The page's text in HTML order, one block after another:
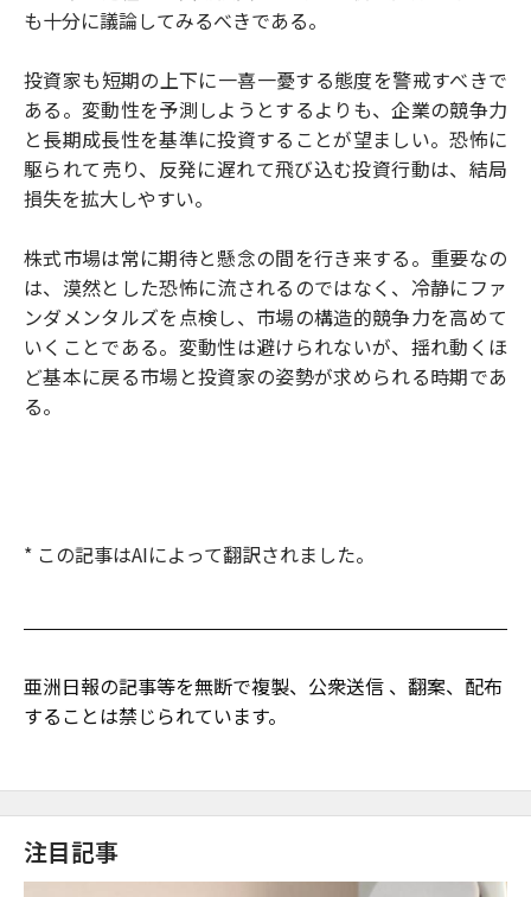
も十分に議論してみるべきである。
投資家も短期の上下に一喜一憂する態度を警戒すべきで
ある。変動性を予測しようとするよりも、企業の競争力
と長期成長性を基準に投資することが望ましい。恐怖に
駆られて売り、反発に遅れて飛び込む投資行動は、結局
損失を拡大しやすい。
株式市場は常に期待と懸念の間を行き来する。重要なの
は、漠然とした恐怖に流されるのではなく、冷静にファ
ンダメンタルズを点検し、市場の構造的競争力を高めて
いくことである。変動性は避けられないが、揺れ動くほ
ど基本に戻る市場と投資家の姿勢が求められる時期であ
る。
* この記事はAIによって翻訳されました。
亜洲日報の記事等を無断で複製、公衆送信 、翻案、配布
することは禁じられています。
注目記事